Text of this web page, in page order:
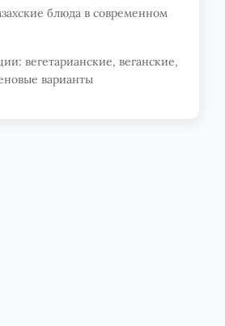
блюда в современном
вегетарианские, веганские,
варианты